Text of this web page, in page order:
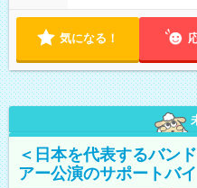
気になる！
＜日本を代表するバン
アー公演のサポートバ